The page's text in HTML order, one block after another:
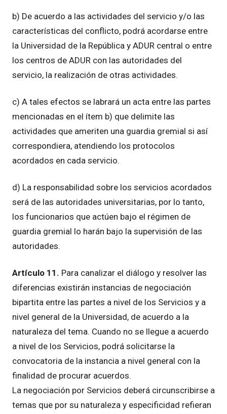
b) De acuerdo a las actividades del servicio y/o las
características del conflicto, podrá acordarse entre
la Universidad de la República y ADUR central o entre
los centros de ADUR con las autoridades del
servicio, la realización de otras actividades.
c) A tales efectos se labrará un acta entre las partes
mencionadas en el ítem b) que delimite las
actividades que ameriten una guardia gremial si así
correspondiera, atendiendo los protocolos
acordados en cada servicio.
d) La responsabilidad sobre los servicios acordados
será de las autoridades universitarias, por lo tanto,
los funcionarios que actúen bajo el régimen de
guardia gremial lo harán bajo la supervisión de las
autoridades.
Artículo 11. Para canalizar el diálogo y resolver las
diferencias existirán instancias de negociación
bipartita entre las partes a nivel de los Servicios y a
nivel general de la Universidad, de acuerdo a la
naturaleza del tema. Cuando no se llegue a acuerdo
a nivel de los Servicios, podrá solicitarse la
convocatoria de la instancia a nivel general con la
finalidad de procurar acuerdos.
La negociación por Servicios deberá circunscribirse a
temas que por su naturaleza y especificidad refieran